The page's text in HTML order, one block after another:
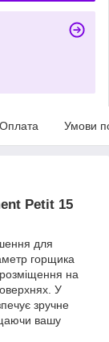
Оплата Умови
Petit 15
для
горщика
на
У
зручне
вашу